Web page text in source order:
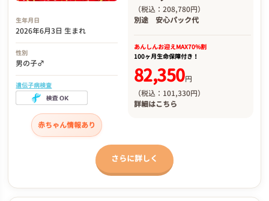
生年月日
2026年6月3日 生まれ
性別
男の子♂
遺伝子病検査
赤ちゃん情報あり
（税込：208,780円）
別途 安心パック代
あんしんお迎えMAX70%割
100ヶ月生命保障付き！
82,350円
（税込：101,330円）
詳細はこちら
さらに詳しく